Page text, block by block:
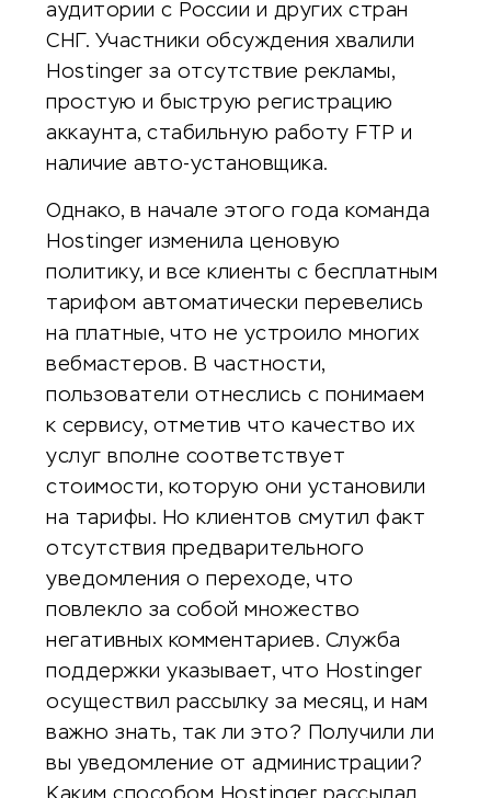
аудитории с России и других стран
СНГ. Участники обсуждения хвалили
Hostinger за отсутствие рекламы,
простую и быструю регистрацию
аккаунта, стабильную работу FTP и
наличие авто-установщика.
Однако, в начале этого года команда
Hostinger изменила ценовую
политику, и все клиенты с бесплатным
тарифом автоматически перевелись
на платные, что не устроило многих
вебмастеров. В частности,
пользователи отнеслись с понимаем
к сервису, отметив что качество их
услуг вполне соответствует
стоимости, которую они установили
на тарифы. Но клиентов смутил факт
отсутствия предварительного
уведомления о переходе, что
повлекло за собой множество
негативных комментариев. Служба
поддержки указывает, что Hostinger
осуществил рассылку за месяц, и нам
важно знать, так ли это? Получили ли
вы уведомление от администрации?